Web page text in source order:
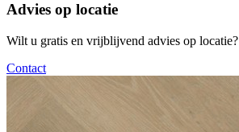
Advies op locatie
Wilt u gratis en vrijblijvend advies op locatie?
Contact